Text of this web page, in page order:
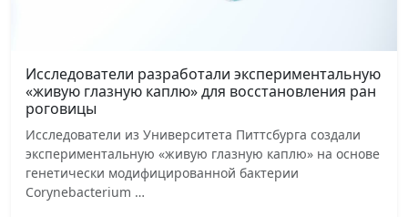
Исследователи разработали экспериментальную
«живую глазную каплю» для восстановления ран
роговицы
Исследователи из Университета Питтсбурга создали
экспериментальную «живую глазную каплю» на основе
генетически модифицированной бактерии
Corynebacterium …